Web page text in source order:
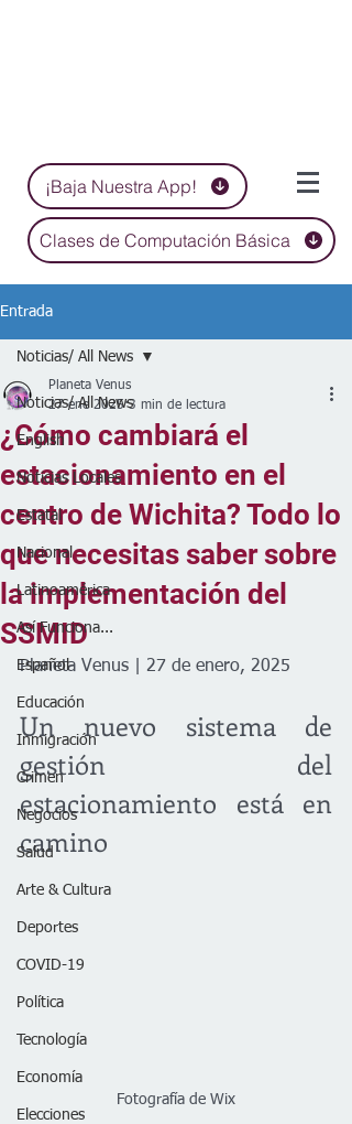
¡Baja Nuestra App!
Clases de Computación Básica
Entrada
Noticias/ All News
English
Noticias Locales
Estatal
Nacional
Latinoamérica
Así Funciona...
Español
Educación
Inmigración
Crimen
Negocios
Salud
Arte & Cultura
Deportes
COVID-19
Política
Tecnología
Economía
Elecciones
Noticias/ All News
¿Cómo cambiará el
estacionamiento en el
centro de Wichita? Todo lo
que necesitas saber sobre
la implementación del
SSMID
Planeta Venus
27 ene 2025 3 min de lectura
Planeta Venus | 27 de enero, 2025
Un nuevo sistema de
gestión del
estacionamiento está en
camino
Fotografía de Wix